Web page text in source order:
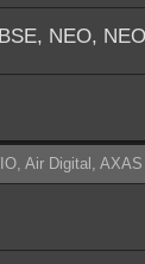
NEO,
Air Digital,